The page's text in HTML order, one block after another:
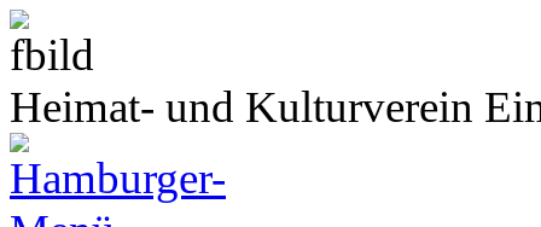
Heimat- und Kulturverein